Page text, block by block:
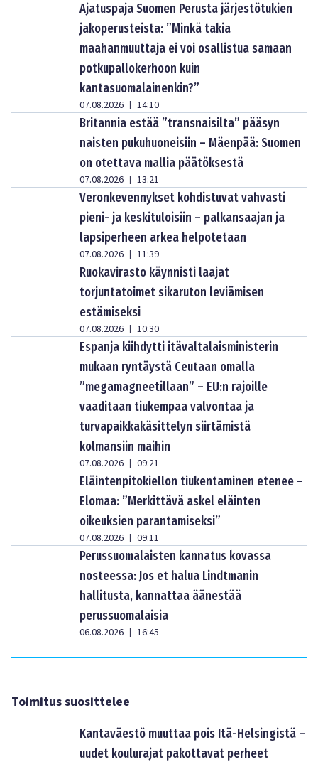
Ajatuspaja Suomen Perusta järjestötukien
jakoperusteista: ”Minkä takia
maahanmuuttaja ei voi osallistua samaan
potkupallokerhoon kuin
kantasuomalainenkin?”
07.08.2026 | 14:10
Britannia estää ”transnaisilta” pääsyn
naisten pukuhuoneisiin – Mäenpää: Suomen
on otettava mallia päätöksestä
07.08.2026 | 13:21
Veronkevennykset kohdistuvat vahvasti
pieni- ja keskituloisiin – palkansaajan ja
lapsiperheen arkea helpotetaan
07.08.2026 | 11:39
Ruokavirasto käynnisti laajat
torjuntatoimet sikaruton leviämisen
estämiseksi
07.08.2026 | 10:30
Espanja kiihdytti itävaltalaisministerin
mukaan ryntäystä Ceutaan omalla
”megamagneetillaan” – EU:n rajoille
vaaditaan tiukempaa valvontaa ja
turvapaikkakäsittelyn siirtämistä
kolmansiin maihin
07.08.2026 | 09:21
Eläintenpitokiellon tiukentaminen etenee –
Elomaa: ”Merkittävä askel eläinten
oikeuksien parantamiseksi”
07.08.2026 | 09:11
Perussuomalaisten kannatus kovassa
nosteessa: Jos et halua Lindtmanin
hallitusta, kannattaa äänestää
perussuomalaisia
06.08.2026 | 16:45
Toimitus suosittelee
Kantaväestö muuttaa pois Itä-Helsingistä –
uudet koulurajat pakottavat perheet